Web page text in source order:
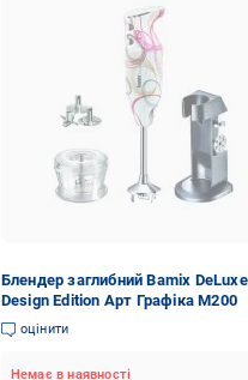
Блендер заглибний Bamix DeLuxe
Design Edition Арт Графіка M200
оцінити
Немає в наявності